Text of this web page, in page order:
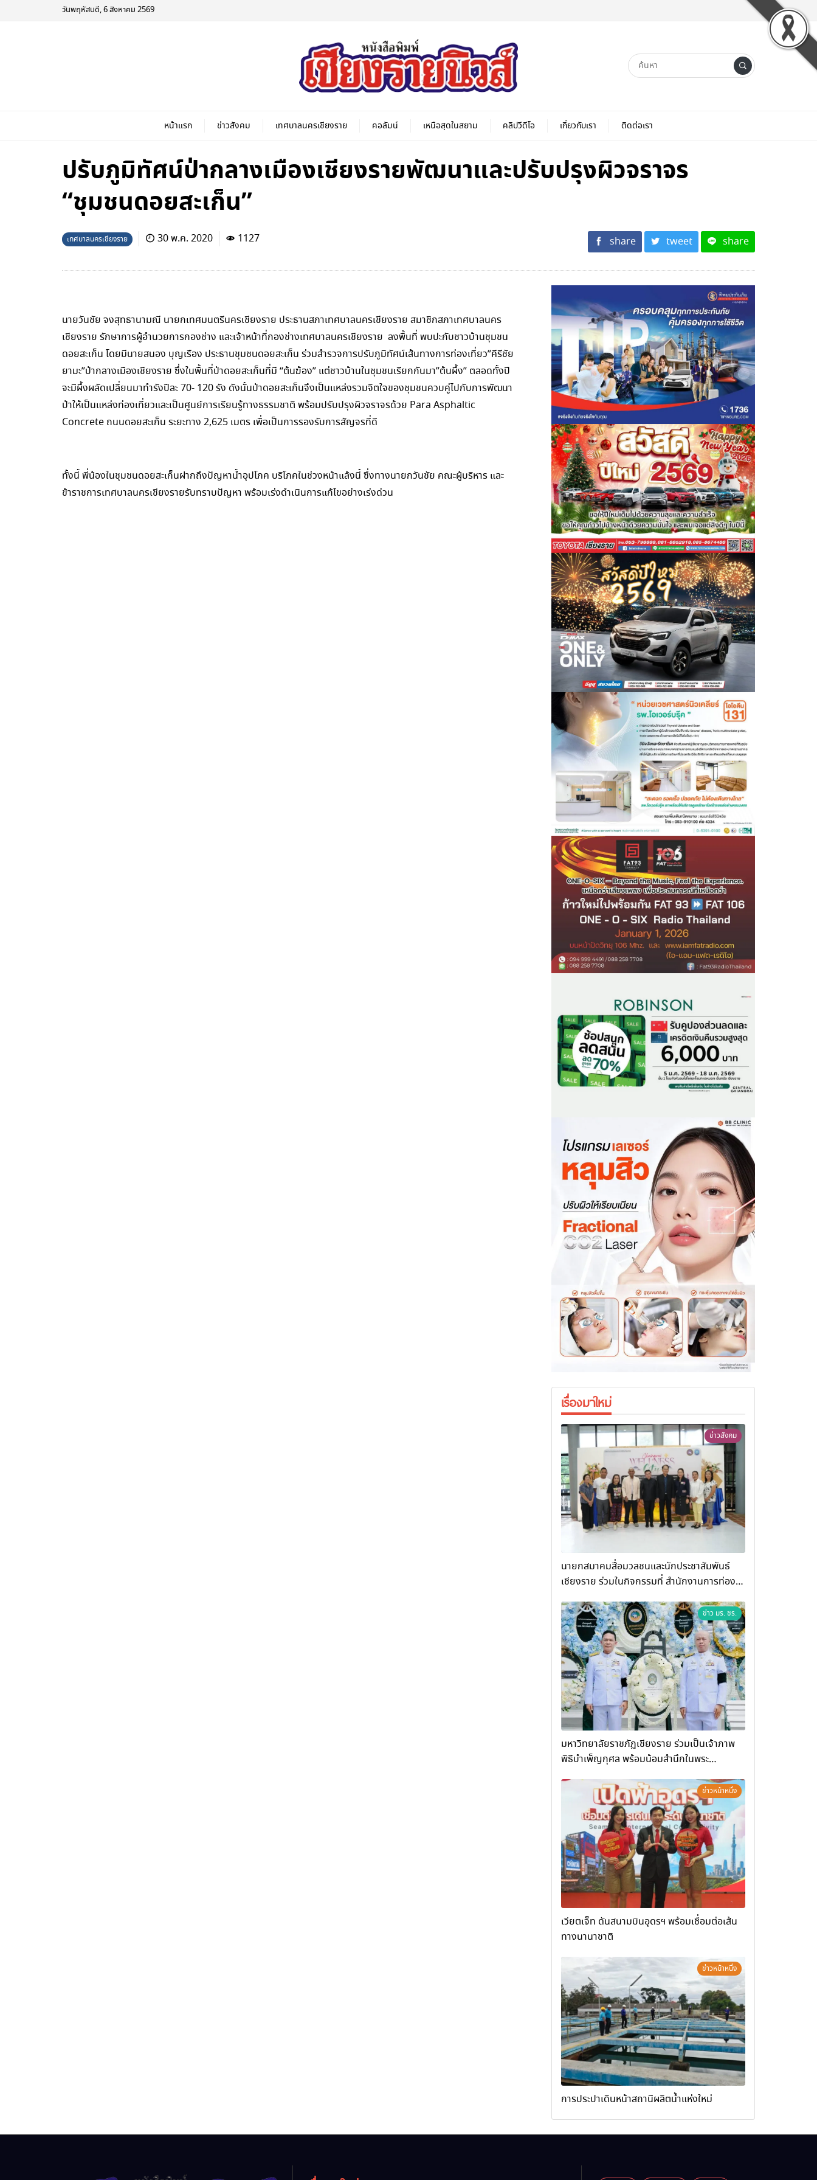
วันพฤหัสบดี, 6 สิงหาคม 2569
หน้าแรก ข่าวสังคม เทศบาลนครเชียงราย คอลัมน์ เหนือสุดในสยาม คลิปวีดีโอ เกี่ยวกับเรา ติดต่อเรา
ปรับภูมิทัศน์ป่ากลางเมืองเชียงรายพัฒนาและปรับปรุงผิวจราจร
“ชุมชนดอยสะเก็น”
เทศบาลนครเชียงราย 30 พ.ค. 2020 1127 share tweet share
นายวันชัย จงสุทธานามณี นายกเทศมนตรีนครเชียงราย ประธานสภาเทศบาลนครเชียงราย สมาชิกสภาเทศบาลนคร
เชียงราย รักษาการผู้อำนวยการกองช่าง และเจ้าหน้าที่กองช่างเทศบาลนครเชียงราย ลงพื้นที่ พบปะกับชาวบ้านชุมชน
ดอยสะเก็น โดยมีนายสนอง บุญเรือง ประธานชุมชนดอยสะเก็น ร่วมสำรวจการปรับภูมิทัศน์เส้นทางการท่องเที่ยว”คีรีชัย
ยามะ”ป่ากลางเมืองเชียงราย ซึ่งในพื้นที่ป่าดอยสะเก็นที่มี “ต้นฆ้อง” แต่ชาวบ้านในชุมชนเรียกกันมา”ต้นผึ้ง” ตลอดทั้งปี
จะมีผึ้งผลัดเปลี่ยนมาทำรังปีละ 70- 120 รัง ดังนั้นป่าดอยสะเก็นจึงเป็นแหล่งรวมจิตใจของชุมชนควบคู่ไปกับการพัฒนา
ป่าให้เป็นแหล่งท่องเที่ยวและเป็นศูนย์การเรียนรู้ทางธรรมชาติ พร้อมปรับปรุงผิวจราจรด้วย Para Asphaltic
Concrete ถนนดอยสะเก็น ระยะทาง 2,625 เมตร เพื่อเป็นการรองรับการสัญจรที่ดี
ทั้งนี้ พี่น้องในชุมชนดอยสะเก็นฝากถึงปัญหาน้ำอุปโภค บริโภคในช่วงหน้าแล้งนี้ ซึ่งทางนายกวันชัย คณะผู้บริหาร และ
ข้าราชการเทศบาลนครเชียงรายรับทราบปัญหา พร้อมเร่งดำเนินการแก้ไขอย่างเร่งด่วน
เรื่องมาใหม่
ข่าวสังคม
นายกสมาคมสื่อมวลชนและนักประชาสัมพันธ์
เชียงราย ร่วมในกิจกรรมที่ สำนักงานการท่อง
“การพัฒนาศักยภาพผู้ประกอบการและเครือข่าย
ธุรกิจ Wellness สู่การเติบโตอย่างยั่งยืน
(Chiang Rai Wellness Business
Academy)”
ข่าว มร. ชร.
มหาวิทยาลัยราชภัฏเชียงราย ร่วมเป็นเจ้าภาพ
พิธีบำเพ็ญกุศล พร้อมน้อมสำนึกในพระ
ข่าวหน้าหนึ่ง
เวียตเจ็ท ดันสนามบินอุดรฯ พร้อมเชื่อมต่อเส้น
ทางนานาชาติ
ข่าวหน้าหนึ่ง
การประปาเดินหน้าสถานีผลิตน้ำแห่งใหม่